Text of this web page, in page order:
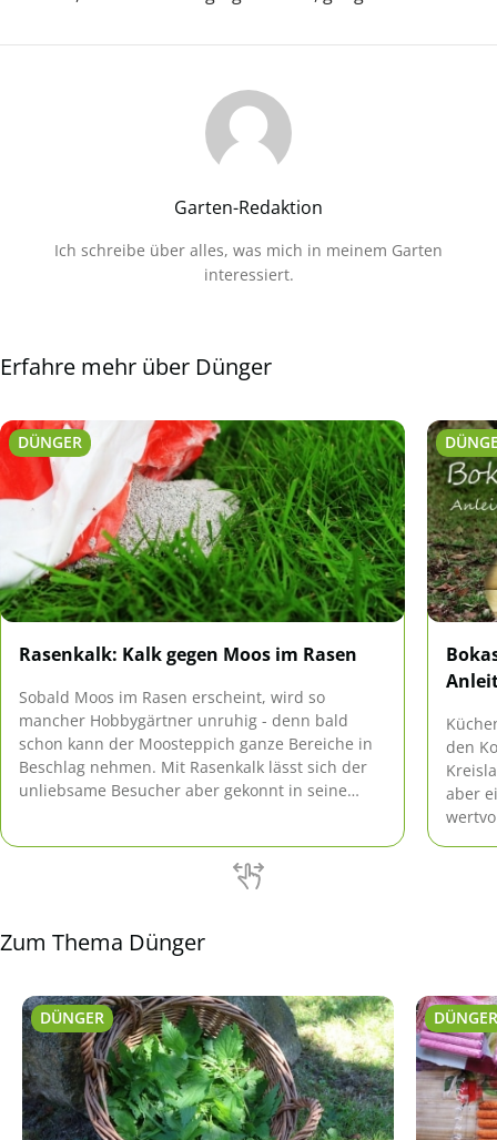
Garten-Redaktion
Ich schreibe über alles, was mich in meinem Garten
interessiert.
Erfahre mehr über Dünger
DÜNGER
Rasenkalk: Kalk gegen Moos im Rasen
Sobald Moos im Rasen erscheint, wird so
mancher Hobbygärtner unruhig - denn bald
schon kann der Moosteppich ganze Bereiche in
Beschlag nehmen. Mit Rasenkalk lässt sich der
unliebsame Besucher aber gekonnt in seine
den
aber
Zum Thema Dünger
DÜNGER DÜNGER